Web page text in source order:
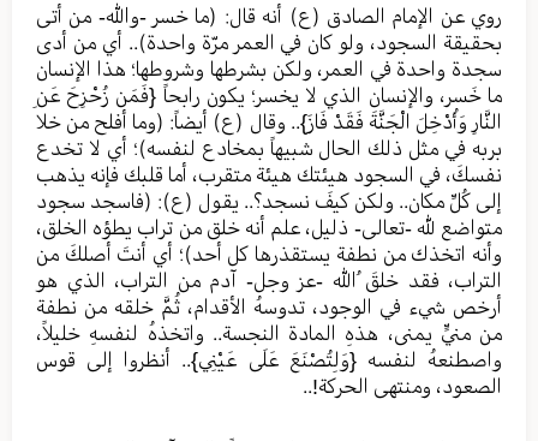
روي عن الإمام الصادق (ع) أنه قال: (ما خسر -والله- من أتى
بحقيقة السجود، ولو كان في العمر مرّة واحدة).. أي من أدى
سجدة واحدة في العمر، ولكن بشرطها وشروطها؛ هذا الإنسان
ما خَسر، والإنسان الذي لا يخسر؛ يكون رابحاً {فَمَن زُحْزِحَ عَنِ
النَّارِ وَأُدْخِلَ الْجَنَّةَ فَقَدْ فَازَ}.. وقال (ع) أيضاً: (وما أفلح من خلا
بربه في مثل ذلك الحال شبيهاً بمخادع لنفسه)؛ أي لا تخدع
نفسكَ، في السجود هيئتك هيئة متقرب، أما قلبك فإنه يذهب
إلى كُلِّ مكان.. ولكن كيفَ نسجد؟.. يقول (ع): (فاسجد سجود
متواضع لله -تعالى- ذليل، علم أنه خلق من تراب يطؤه الخلق،
وأنه اتخذك من نطفة يستقذرها كل أحد)؛ أي أنتَ أصلكَ من
التراب، فقد خلقَ اللهُ -عز وجل- آدم من التراب، الذي هو
أرخص شيء في الوجود، تدوسهُ الأقدام، ثُمَّ خلقه من نطفة
من منيٍّ يمنى، هذهِ المادة النجسة.. واتخذهُ لنفسهِ خليلاً،
واصطنعهُ لنفسه {وَلِتُصْنَعَ عَلَى عَيْنِي}.. أنظروا إلى قوس
الصعود، ومنتهى الحركة!..